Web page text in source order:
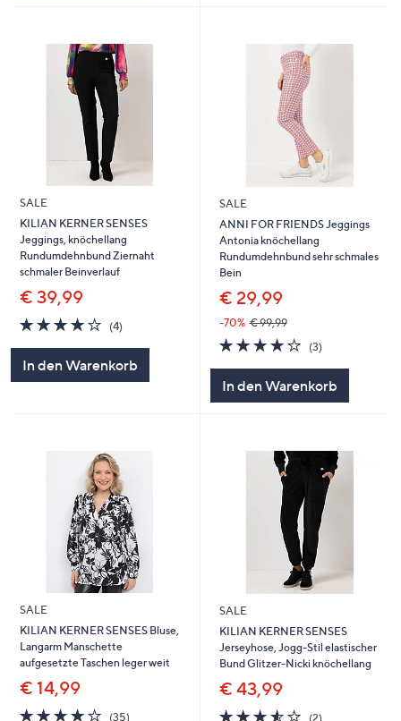
SALE
KILIAN KERNER SENSES
Jeggings, knöchellang
Rundumdehnbund Ziernaht
schmaler Beinverlauf
€ 39,99
4.0
von
(4)4
In den Warenkorb
SALE
ANNI FOR FRIENDS Jeggings
Antonia knöchellang
Rundumdehnbund sehr schmales
Bein
€ 29,99
-70% € 99,99
4.0
von
(3)3
In den Warenkorb
SALE
KILIAN KERNER SENSES Bluse,
Langarm Manschette
aufgesetzte Taschen leger weit
€ 14,99
3.9
(35)35
SALE
KILIAN KERNER SENSES
Jerseyhose, Jogg-Stil elastischer
Bund Glitzer-Nicki knöchellang
€ 43,99
3.5
(2)2